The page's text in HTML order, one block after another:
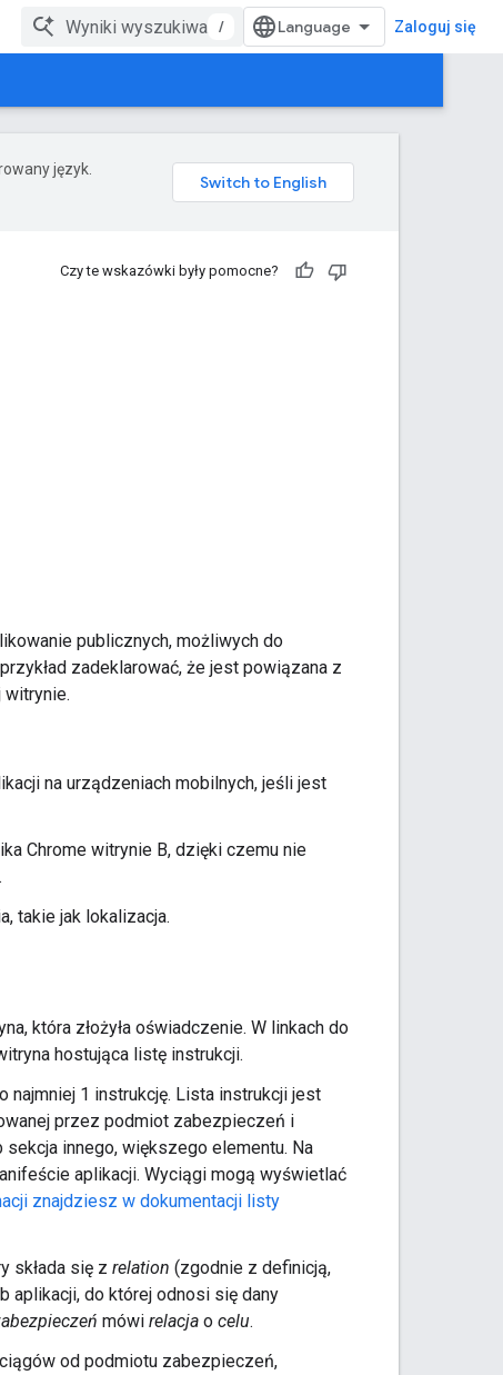
/ Zaloguj się
język.
Czy te wskazówki były pomocne?
publicznych, możliwych do
zadeklarować, że jest powiązana z
witrynie.
na urządzeniach mobilnych, jeśli jest
Chrome witrynie B, dzięki czemu nie
takie jak lokalizacja.
która złożyła oświadczenie. W linkach do
hostująca listę instrukcji.
najmniej 1 instrukcję. Lista instrukcji jest
przez podmiot zabezpieczeń i
innego, większego elementu. Na
aplikacji. Wyciągi mogą wyświetlać
znajdziesz w dokumentacji listy
składa się z relation (zgodnie z definicją,
aplikacji, do której odnosi się dany
mówi relacja o celu.
od podmiotu zabezpieczeń,